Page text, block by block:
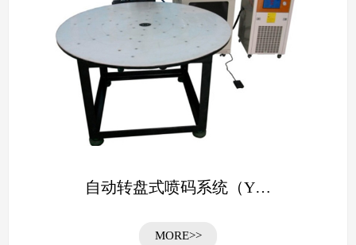
自动转盘式喷码系统（Y…
MORE>>